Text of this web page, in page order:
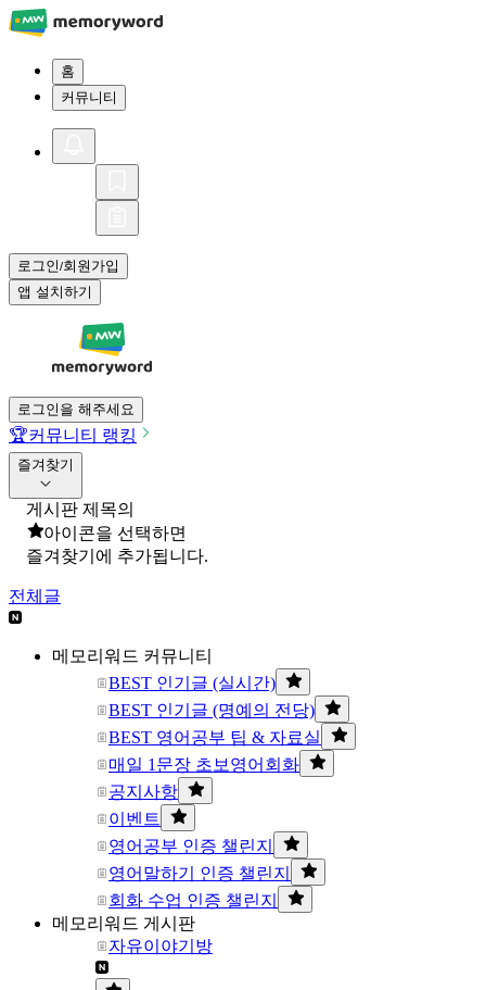
홈
커뮤니티
로그인/회원가입
앱 설치하기
로그인을 해주세요
🏆커뮤니티 랭킹
즐겨찾기
게시판 제목의
아이콘을 선택하면
즐겨찾기에 추가됩니다.
전체글
메모리워드 커뮤니티
BEST 인기글 (실시간)
BEST 인기글 (명예의 전당)
BEST 영어공부 팁 & 자료실
매일 1문장 초보영어회화
공지사항
이벤트
영어공부 인증 챌린지
영어말하기 인증 챌린지
회화 수업 인증 챌린지
메모리워드 게시판
자유이야기방